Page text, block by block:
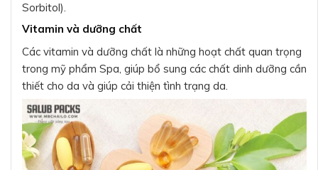
Sorbitol).
Vitamin và dưỡng chất
Các vitamin và dưỡng chất là những hoạt chất quan trọng
trong mỹ phẩm Spa, giúp bổ sung các chất dinh dưỡng cần
thiết cho da và giúp cải thiện tình trạng da.